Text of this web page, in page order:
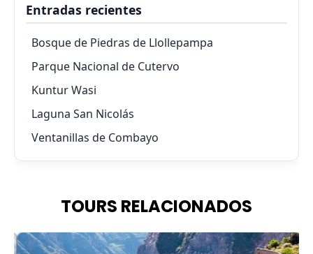
Entradas recientes
Bosque de Piedras de Llollepampa
Parque Nacional de Cutervo
Kuntur Wasi
Laguna San Nicolás
Ventanillas de Combayo
TOURS RELACIONADOS